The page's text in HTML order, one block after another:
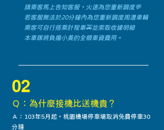
請乘客馬上告知客服，火速為您重新調度💬
若客服無法於20分鐘內為您重新調度周邊車輛
乘客可自行搭乘計程車🚕並索取收據明細
​ 本車隊將負擔小黃的全額車資費用。
02
Ｑ：為什麼接機比送機貴？
Ａ：
103年5月起，桃園機場停車場取消免費停車30
分鐘